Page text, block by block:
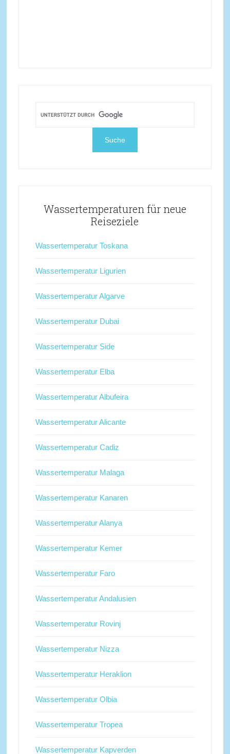
Wassertemperaturen für neue
Reiseziele
Wassertemperatur Toskana
Wassertemperatur Ligurien
Wassertemperatur Algarve
Wassertemperatur Dubai
Wassertemperatur Side
Wassertemperatur Elba
Wassertemperatur Albufeira
Wassertemperatur Alicante
Wassertemperatur Cadiz
Wassertemperatur Malaga
Wassertemperatur Kanaren
Wassertemperatur Alanya
Wassertemperatur Kemer
Wassertemperatur Faro
Wassertemperatur Andalusien
Wassertemperatur Rovinj
Wassertemperatur Nizza
Wassertemperatur Heraklion
Wassertemperatur Olbia
Wassertemperatur Tropea
Wassertemperatur Kapverden